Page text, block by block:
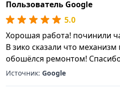
Пользователь Google
5.0
Хорошая работа! починили
В зико сказали что механизм
обошёлся ремонтом!
Источник: Google